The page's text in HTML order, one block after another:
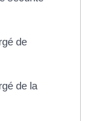
de
de la